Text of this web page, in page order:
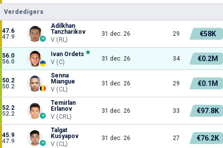
Verdedigers
47.6
47.9
Adilkhan
Tanzharikov
V (RL)
31 dec. 26 29 €58K
56.0
56.0
Ivan Ordets
V (C)
31 dec. 26 34 €0.2M
50.2
50.2
Senna
Miangue
V (CL)
31 dec. 26 29 €0.1M
52.2
52.2
Temirlan
Erlanov
V (CRL)
31 dec. 26 33 €97.8K
45.9
47.9
Talgat
Kusyapov
V (CL)
31 dec. 26 27 €76.2K